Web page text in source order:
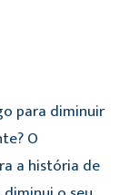
para diminuir
O
a história de